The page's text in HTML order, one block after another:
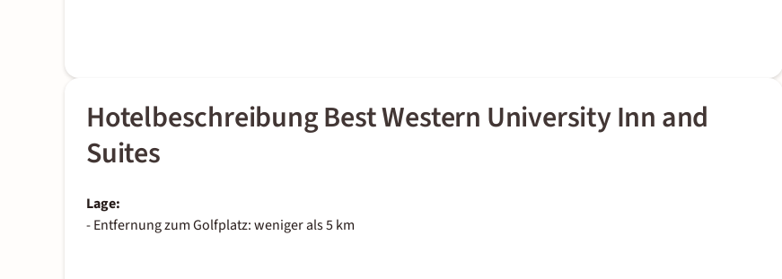
Hotelbeschreibung Best Western University Inn and
Suites
Lage:
- Entfernung zum Golfplatz: weniger als 5 km